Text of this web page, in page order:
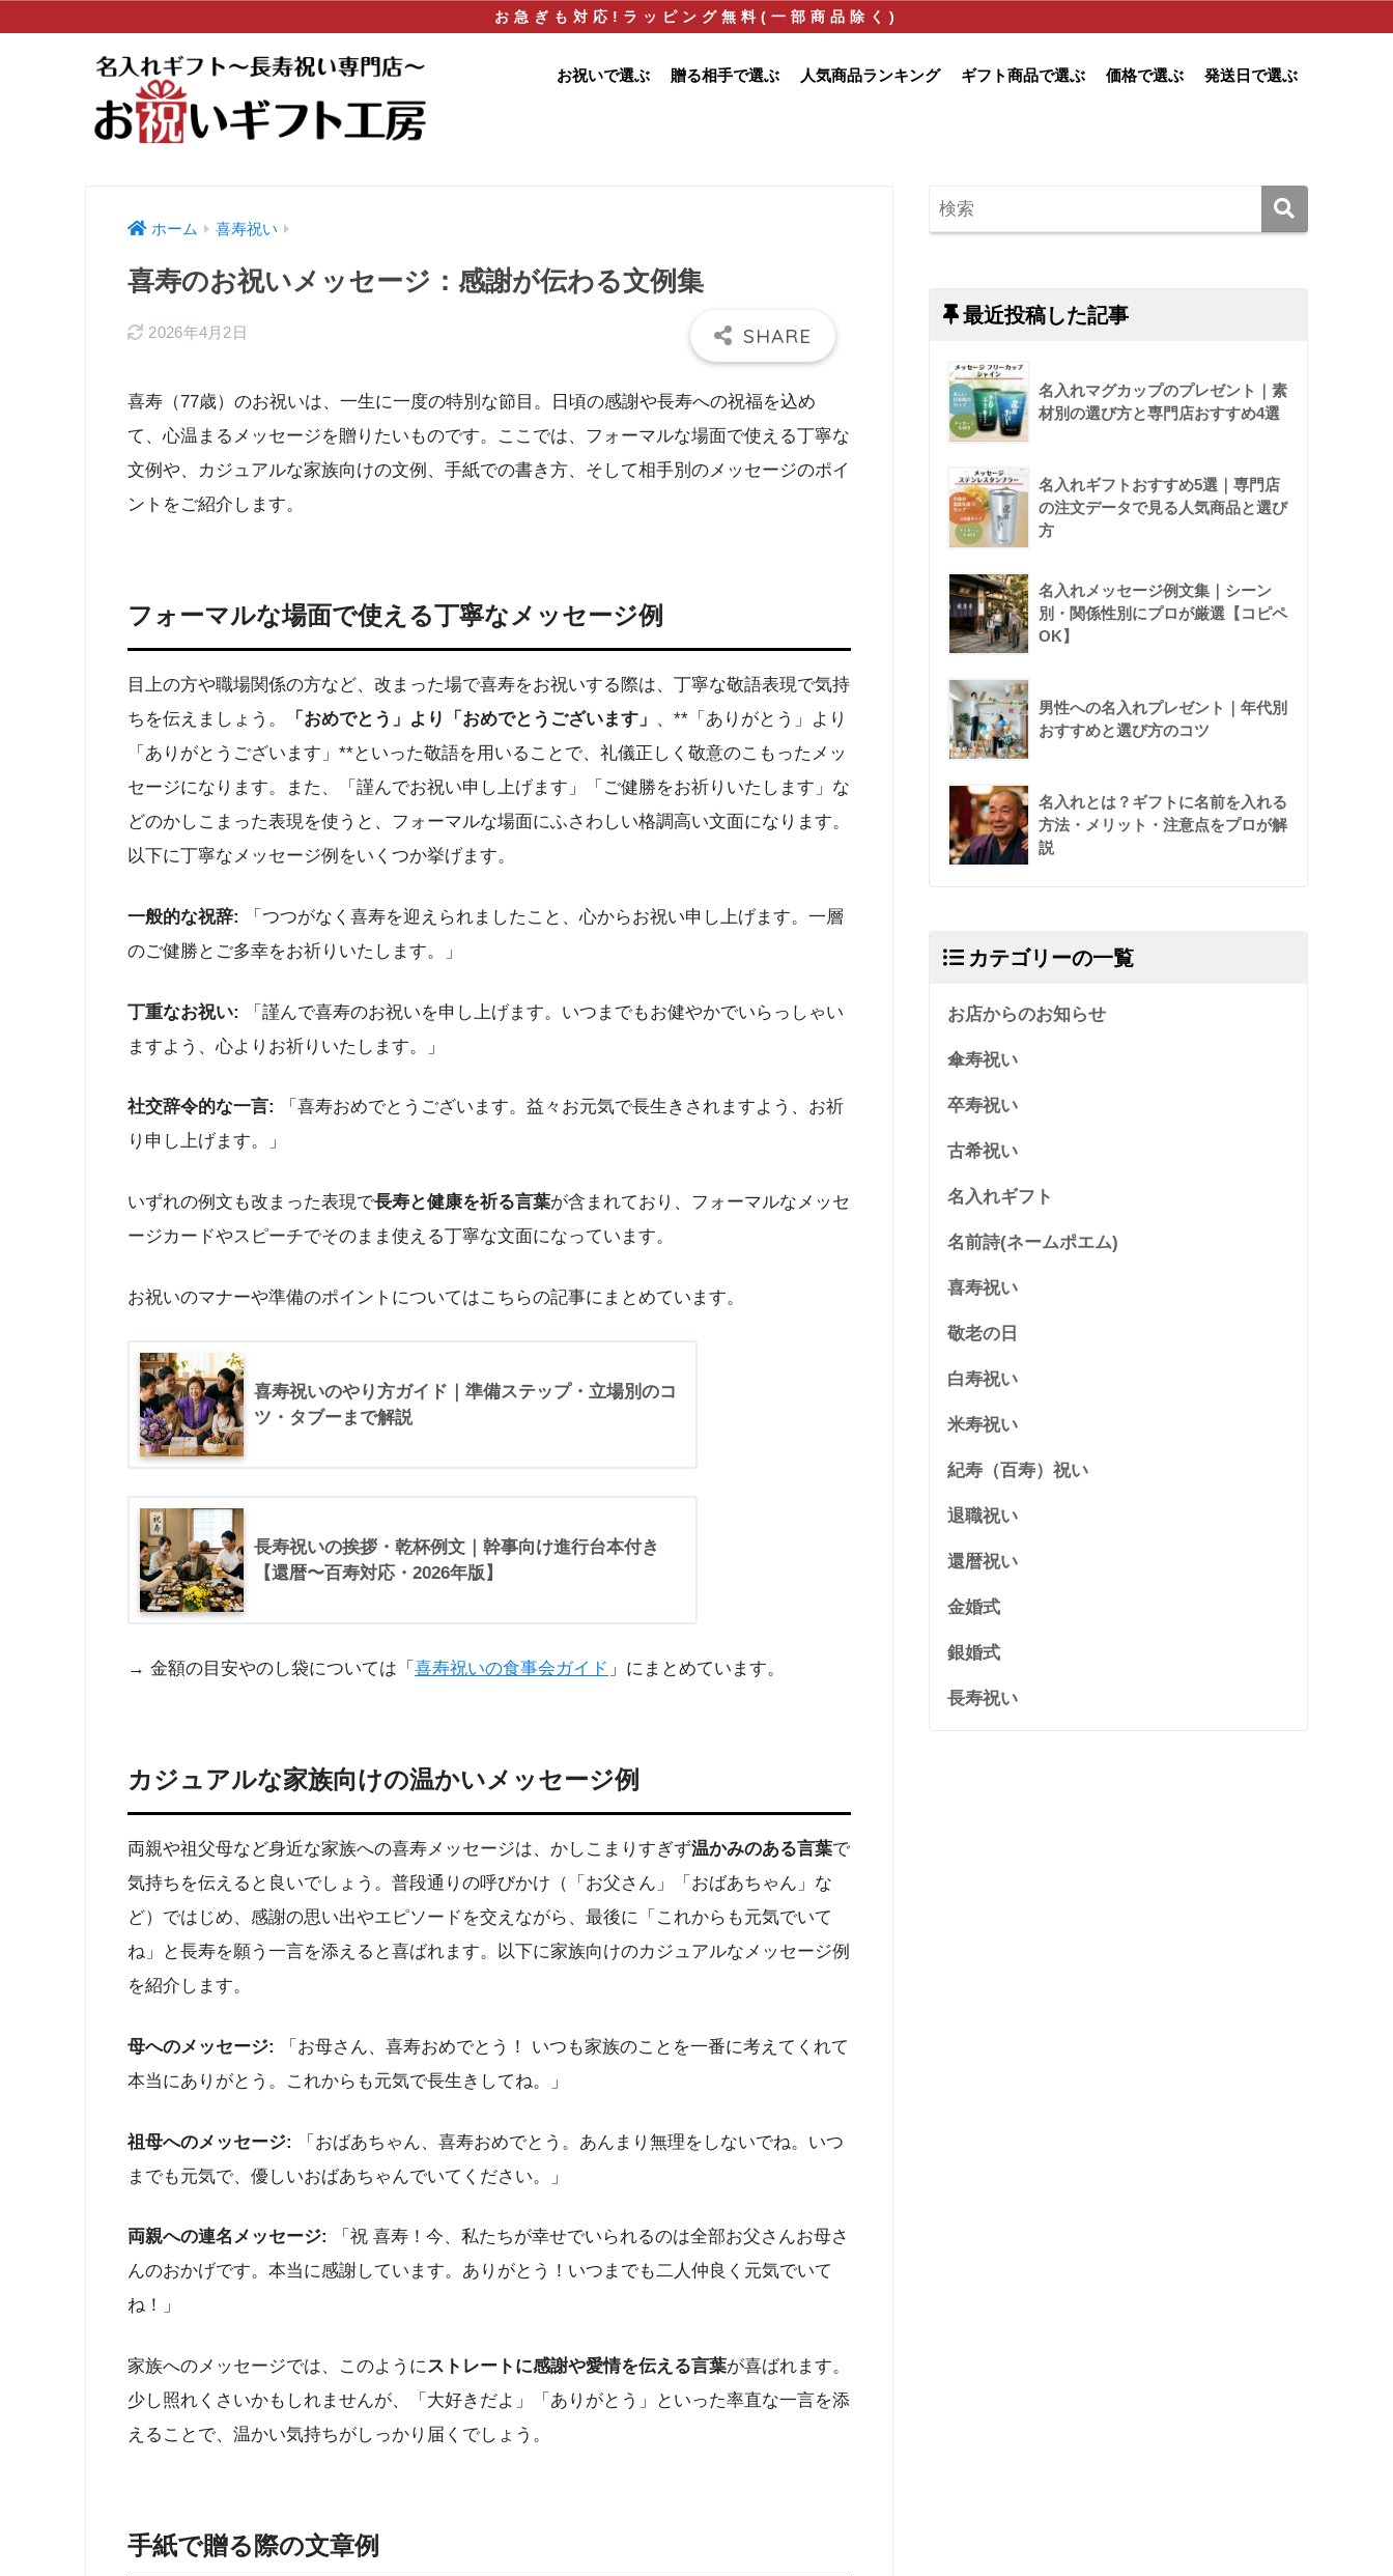
お急ぎも対応!ラッピング無料(一部商品除く)
お祝いで選ぶ 贈る相手で選ぶ 人気商品ランキング ギフト商品で選ぶ 価格で選ぶ 発送日で選ぶ
ホーム 喜寿祝い
喜寿のお祝いメッセージ：感謝が伝わる文例集
2026年4月2日
喜寿（77歳）のお祝いは、一生に一度の特別な節目。日頃の感謝や長寿への祝福を込め
て、心温まるメッセージを贈りたいものです。ここでは、フォーマルな場面で使える丁寧な
文例や、カジュアルな家族向けの文例、手紙での書き方、そして相手別のメッセージのポイ
ントをご紹介します。​
フォーマルな場面で使える丁寧なメッセージ例
目上の方や職場関係の方など、改まった場で喜寿をお祝いする際は、丁寧な敬語表現で気持
ちを伝えましょう。
「おめでとう」より「おめでとうございます」 、**「ありがとう」より
「ありがとうございます」**といった敬語を用いることで、礼儀正しく敬意のこもったメッ
セージになります。また、「謹んでお祝い申し上げます」「ご健勝をお祈りいたします」な
どのかしこまった表現を使うと、フォーマルな場面にふさわしい格調高い文面になります。
以下に丁寧なメッセージ例をいくつか挙げます。
一般的な祝辞:
「つつがなく喜寿を迎えられましたこと、心からお祝い申し上げます。一層
のご健勝とご多幸をお祈りいたします。」​
丁重なお祝い:
「謹んで喜寿のお祝いを申し上げます。いつまでもお健やかでいらっしゃい
ますよう、心よりお祈りいたします。」​
社交辞令的な一言:
「喜寿おめでとうございます。益々お元気で長生きされますよう、お祈
り申し上げます。」
いずれの例文も改まった表現で長寿と健康を祈る言葉が含まれており、フォーマルなメッセ
ージカードやスピーチでそのまま使える丁寧な文面になっています。​
お祝いのマナーや準備のポイントについてはこちらの記事にまとめています。
喜寿祝いのやり方ガイド｜準備ステップ・立場別のコ
ツ・タブーまで解説
長寿祝いの挨拶・乾杯例文｜幹事向け進行台本付き
【還暦〜百寿対応・2026年版】
→ 金額の目安やのし袋については「 喜寿祝いの食事会ガイド 」にまとめています。
カジュアルな家族向けの温かいメッセージ例
両親や祖父母など身近な家族への喜寿メッセージは、かしこまりすぎず温かみのある言葉で
気持ちを伝えると良いでしょう。普段通りの呼びかけ（「お父さん」「おばあちゃん」な
ど）ではじめ、感謝の思い出やエピソードを交えながら、最後に「これからも元気でいて
ね」と長寿を願う一言を添えると喜ばれます。以下に家族向けのカジュアルなメッセージ例
を紹介します。
母へのメッセージ:
「お母さん、喜寿おめでとう！ いつも家族のことを一番に考えてくれて
本当にありがとう。これからも元気で長生きしてね。」​
祖母へのメッセージ:
「おばあちゃん、喜寿おめでとう。あんまり無理をしないでね。いつ
までも元気で、優しいおばあちゃんでいてください。」​
両親への連名メッセージ:
「祝 喜寿！今、私たちが幸せでいられるのは全部お父さんお母さ
んのおかげです。本当に感謝しています。ありがとう！いつまでも二人仲良く元気でいて
ね！」​
家族へのメッセージでは、このようにストレートに感謝や愛情を伝える言葉が喜ばれます。
少し照れくさいかもしれませんが、「大好きだよ」「ありがとう」といった率直な一言を添
えることで、温かい気持ちがしっかり届くでしょう。​
手紙で贈る際の文章例
最近投稿した記事
名入れマグカップのプレゼント｜素
材別の選び方と専門店おすすめ4選
名入れギフトおすすめ5選｜専門店
の注文データで見る人気商品と選び
方
名入れメッセージ例文集｜シーン
別・関係性別にプロが厳選【コピペ
OK】
男性への名入れプレゼント｜年代別
おすすめと選び方のコツ
名入れとは？ギフトに名前を入れる
方法・メリット・注意点をプロが解
説
カテゴリーの一覧
お店からのお知らせ
傘寿祝い
卒寿祝い
古希祝い
名入れギフト
名前詩(ネームポエム)
喜寿祝い
敬老の日
白寿祝い
米寿祝い
紀寿（百寿）祝い
退職祝い
還暦祝い
金婚式
銀婚式
長寿祝い